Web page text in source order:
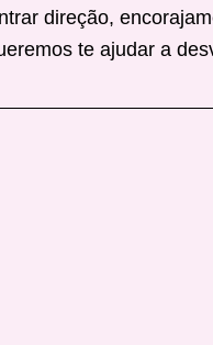
direção,
te ajudar a